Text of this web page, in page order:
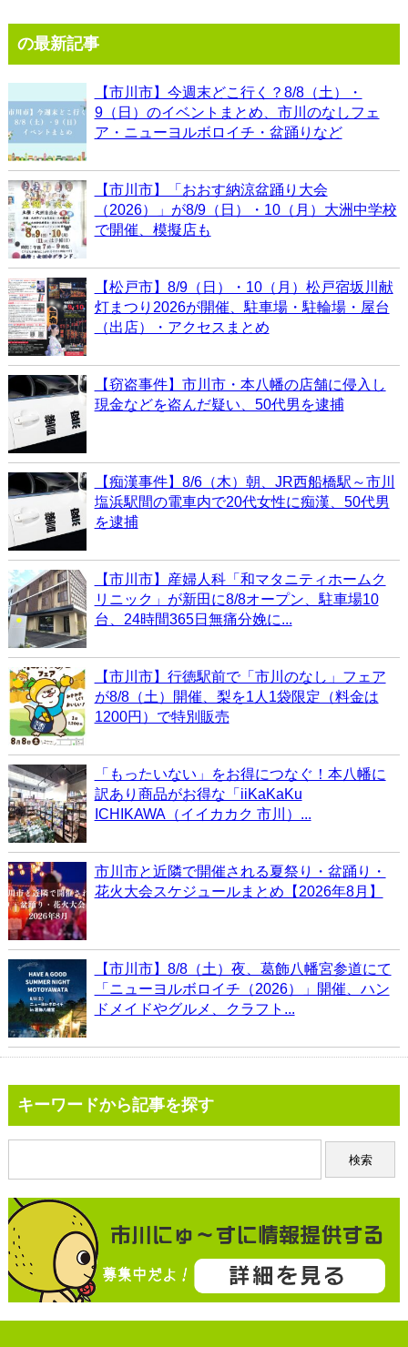
の最新記事
【市川市】今週末どこ行く？8/8（土）・
9（日）のイベントまとめ、市川のなしフェ
ア・ニューヨルボロイチ・盆踊りなど
【市川市】「おおす納涼盆踊り大会
（2026）」が8/9（日）・10（月）大洲中学校
で開催、模擬店も
【松戸市】8/9（日）・10（月）松戸宿坂川献
灯まつり2026が開催、駐車場・駐輪場・屋台
（出店）・アクセスまとめ
【窃盗事件】市川市・本八幡の店舗に侵入し
現金などを盗んだ疑い、50代男を逮捕
【痴漢事件】8/6（木）朝、JR西船橋駅～市川
塩浜駅間の電車内で20代女性に痴漢、50代男
を逮捕
【市川市】産婦人科「和マタニティホームク
リニック」が新田に8/8オープン、駐車場10
台、24時間365日無痛分娩に...
【市川市】行徳駅前で「市川のなし」フェア
が8/8（土）開催、梨を1人1袋限定（料金は
1200円）で特別販売
「もったいない」をお得につなぐ！本八幡に
訳あり商品がお得な「iiKaKaKu
ICHIKAWA（イイカカク 市川）...
市川市と近隣で開催される夏祭り・盆踊り・
花火大会スケジュールまとめ【2026年8月】
【市川市】8/8（土）夜、葛飾八幡宮参道にて
「ニューヨルボロイチ（2026）」開催、ハン
ドメイドやグルメ、クラフト...
キーワードから記事を探す